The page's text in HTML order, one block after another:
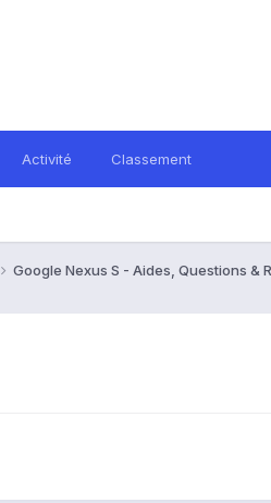
Activité Classement
Google Nexus S - Aides, Questions &